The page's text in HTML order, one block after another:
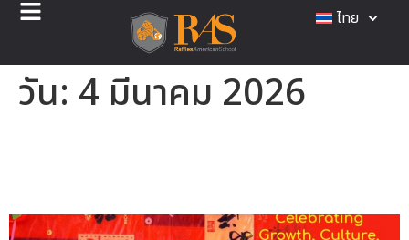
ไทย
วัน: 4 มีนาคม 2026